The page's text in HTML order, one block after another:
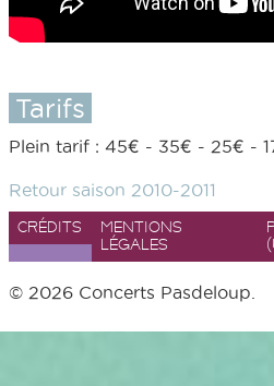
Tarifs
Plein tarif : 45€ - 35€ - 25€ -
Retour saison 2010-2011
CRÉDITS
MENTIONS
LÉGALES
© 2026 Concerts Pasdeloup.